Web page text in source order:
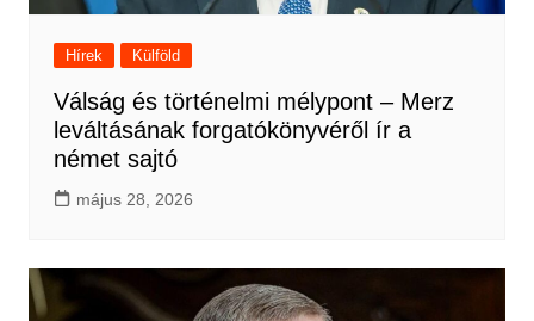
Hírek Külföld
Válság és történelmi mélypont – Merz
leváltásának forgatókönyvéről ír a
német sajtó
május 28, 2026